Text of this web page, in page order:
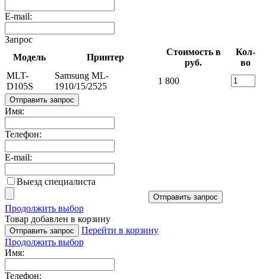
E-mail:
Запрос
Модель
Принтер
Стоимость в
руб.
Кол-
во
MLT-
D105S
Samsung ML-
1910/15/2525
1 800
Отправить запрос
Имя:
Телефон:
E-mail:
Выезд специалиста
Отправить запрос
Продолжить выбор
Товар добавлен в корзину
Отправить запрос
Перейти в корзину
Продолжить выбор
Имя:
Телефон: